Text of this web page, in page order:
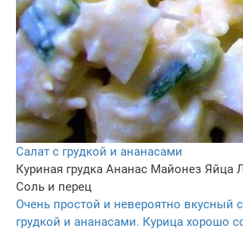
Cалат с грудкой и ананасами
Куриная грудка Ананас Майонез Яйца
Соль и перец
Очень простой и невероятно вкусный
грудкой и ананасами. Курица хорошо